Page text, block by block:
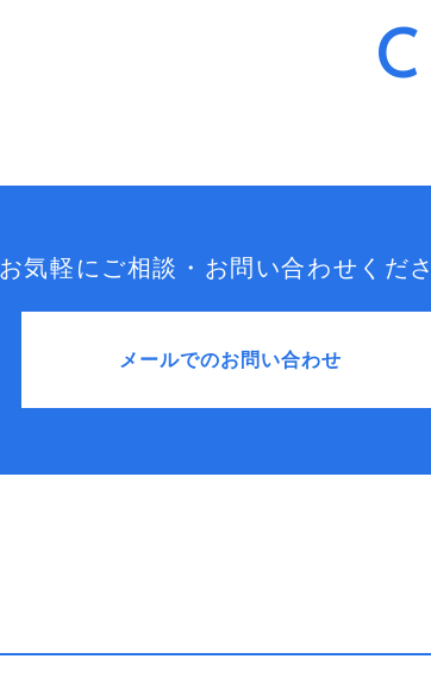
お気軽にご相談・お問い合わせくだ
メールでのお問い合わせ